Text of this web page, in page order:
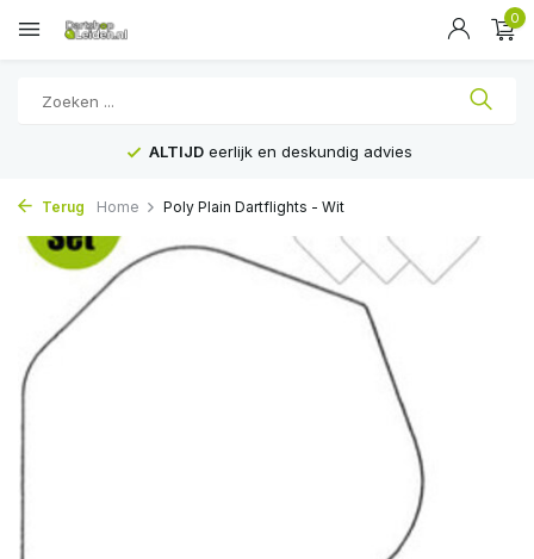
0
ALTIJD eerlijk en deskundig advies
Terug Home Poly Plain Dartflights - Wit